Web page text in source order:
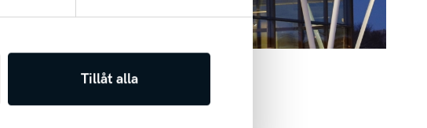
Tillåt alla